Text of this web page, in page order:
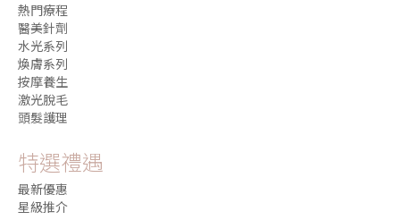
熱門療程
醫美針劑
水光系列
煥膚系列
按摩養生
激光脫毛
頭髮護理
特選禮遇
最新優惠
星級推介